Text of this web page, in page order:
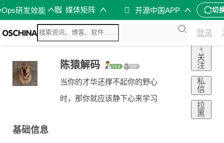
研发效能 媒体矩阵 开源中国APP 切
登录
陈猿解码
当你的才华还撑不起你的野心
时，那你就应该静下心来学习
+
关
注
私
信
拉
黑
基础信息